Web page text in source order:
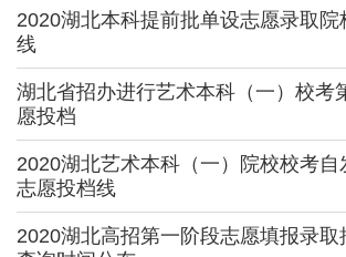
2020湖北本科提前批单设志愿录取院
线
湖北省招办进行艺术本科（一）校考
愿投档
2020湖北艺术本科（一）院校校考自
志愿投档线
2020湖北高招第一阶段志愿填报录取